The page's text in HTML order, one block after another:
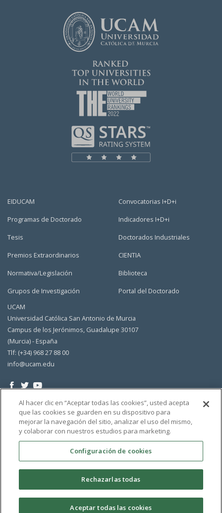
EIDUCAM
Programas de Doctorado
Tesis
Premios Extraordinarios
Normativa/Legislación
Grupos de Investigación
Convocatorias I+D+i
Indicadores I+D+i
Doctorados Industriales
CIENTIA
Biblioteca
Portal del Doctorado
UCAM
Universidad Católica San Antonio de Murcia
Campus de los Jerónimos, Guadalupe 30107
(Murcia) - España
Tlf: (+34) 968 27 88 00
info@ucam.edu
Al hacer clic en “Aceptar todas las cookies”, usted acepta
que las cookies se guarden en su dispositivo para
mejorar la navegación del sitio, analizar el uso del mismo,
y colaborar con nuestros estudios para marketing.
Configuración de cookies
Rechazarlas todas
Aceptar todas las cookies